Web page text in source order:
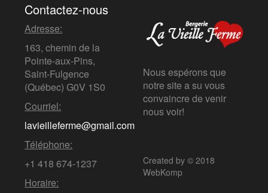
Contactez-nous
Adresse:
163, chemin de la
Pointe-aux-Pins,
Saint-Fulgence
(Québec)G0V 1S0
Courriel:
lavieilleferme@gmail.com
Téléphone:
+1 418 674-1237
Horaire:
Nous espérons que
notre site a su vous
convaincre de venir
nous voir!
Created by © 2018
WebKomp